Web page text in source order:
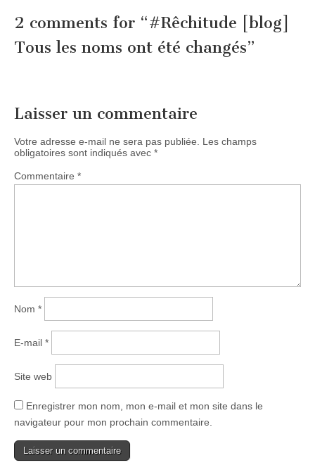
2 comments for “#Rêchitude [blog]
Tous les noms ont été changés”
Laisser un commentaire
Votre adresse e-mail ne sera pas publiée. Les champs
obligatoires sont indiqués avec *
Commentaire *
Nom *
E-mail *
Site web
Enregistrer mon nom, mon e-mail et mon site dans le
navigateur pour mon prochain commentaire.